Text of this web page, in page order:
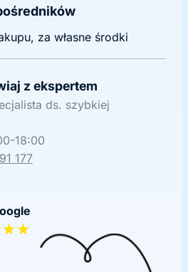
za własne środki
z ekspertem
ds. szybkiej
18:00
177